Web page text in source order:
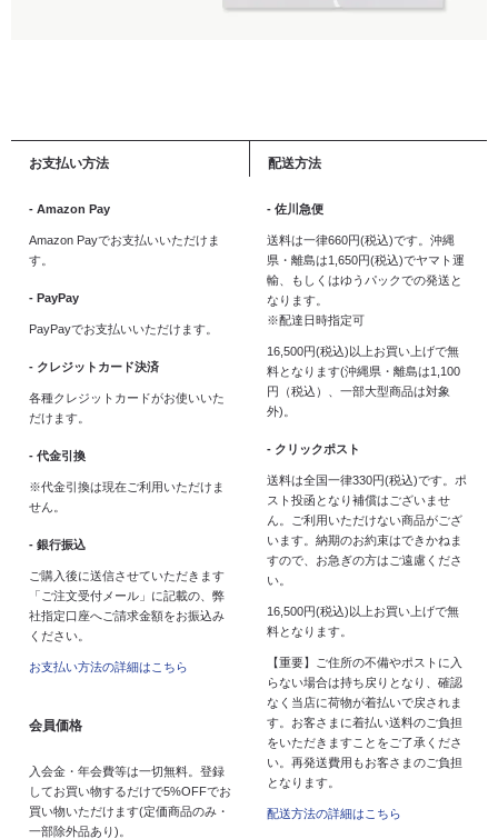
お支払い方法
- Amazon Pay
Amazon Payでお支払いいただけま
す。
- PayPay
PayPayでお支払いいただけます。
- クレジットカード決済
各種クレジットカードがお使いいた
だけます。
- 代金引換
※代金引換は現在ご利用いただけま
せん。
- 銀行振込
ご購入後に送信させていただきます
「ご注文受付メール」に記載の、弊
社指定口座へご請求金額をお振込み
ください。
お支払い方法の詳細はこちら
会員価格
入会金・年会費等は一切無料。登録
してお買い物するだけで5%OFFでお
買い物いただけます(定価商品のみ・
一部除外品あり)。
配送方法
- 佐川急便
送料は一律660円(税込)です。沖縄
県・離島は1,650円(税込)でヤマト運
輸、もしくはゆうパックでの発送と
なります。
※配達日時指定可
16,500円(税込)以上お買い上げで無
料となります(沖縄県・離島は1,100
円（税込）、一部大型商品は対象
外)。
- クリックポスト
送料は全国一律330円(税込)です。ポ
スト投函となり補償はございませ
ん。ご利用いただけない商品がござ
います。納期のお約束はできかねま
すので、お急ぎの方はご遠慮くださ
い。
16,500円(税込)以上お買い上げで無
料となります。
【重要】ご住所の不備やポストに入
らない場合は持ち戻りとなり、確認
なく当店に荷物が着払いで戻されま
す。お客さまに着払い送料のご負担
をいただきますことをご了承くださ
い。再発送費用もお客さまのご負担
となります。
配送方法の詳細はこちら